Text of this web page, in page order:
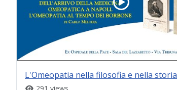
L'Omeopatia nella filosofia e nella storia
291 views